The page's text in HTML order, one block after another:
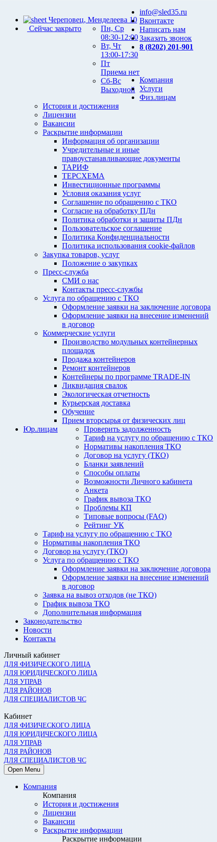
Череповец, Менделеева 10
Сейчас закрыто
Пн, Ср
08:30-12:00
Вт, Чт
13:00-17:30
Пт
Приема нет
Сб-Вс
Выходной
info@sled35.ru
Вконтакте
Написать нам
Заказать звонок
8 (8202) 201-901
Компания
История и достижения
Лицензии
Вакансии
Раскрытие информации
Информация об организации
Учредительные и иные
правоустанавливающие документы
ТАРИФ
ТЕРСХЕМА
Инвестиционные программы
Условия оказания услуг
Соглашение по обращению с ТКО
Согласие на обработку ПДн
Политика обработки и защиты ПДн
Пользовательское соглашение
Политика Конфиденциальности
Политика использования cookie-файлов
Закупка товаров, услуг
Положение о закупках
Пресс-служба
СМИ о нас
Контакты пресс-службы
Услуги
Услуга по обращению с ТКО
Оформление заявки на заключение договора
Оформление заявки на внесение изменений
в договор
Коммерческие услуги
Производство модульных контейнерных
площадок
Продажа контейнеров
Ремонт контейнеров
Контейнеры по программе TRADE-IN
Ликвидация свалок
Экологическая отчетность
Курьерская доставка
Обучение
Прием вторсырья от физических лиц
Физ.лицам
Проверить задолженность
Тариф на услугу по обращению с ТКО
Нормативы накопления ТКО
Договор на услугу (ТКО)
Бланки заявлений
Способы оплаты
Возможности Личного кабинета
Анкета
График вывоза ТКО
Проблемы КП
Типовые вопросы (FAQ)
Рейтинг УК
Юр.лицам
Тариф на услугу по обращению с ТКО
Нормативы накопления ТКО
Договор на услугу (ТКО)
Услуга по обращению с ТКО
Оформление заявки на заключение договора
Оформление заявки на внесение изменений
в договор
Заявка на вывоз отходов (не ТКО)
График вывоза ТКО
Дополнительная информация
Законодательство
Новости
Контакты
Личный кабинет
ДЛЯ ФИЗИЧЕСКОГО ЛИЦА
ДЛЯ ЮРИДИЧЕСКОГО ЛИЦА
ДЛЯ УПРАВ
ДЛЯ РАЙОНОВ
ДЛЯ СПЕЦИАЛИСТОВ ЧС
Кабинет
ДЛЯ ФИЗИЧЕСКОГО ЛИЦА
ДЛЯ ЮРИДИЧЕСКОГО ЛИЦА
ДЛЯ УПРАВ
ДЛЯ РАЙОНОВ
ДЛЯ СПЕЦИАЛИСТОВ ЧС
Open Menu
Компания
Компания
История и достижения
Лицензии
Вакансии
Раскрытие информации
Раскрытие информации